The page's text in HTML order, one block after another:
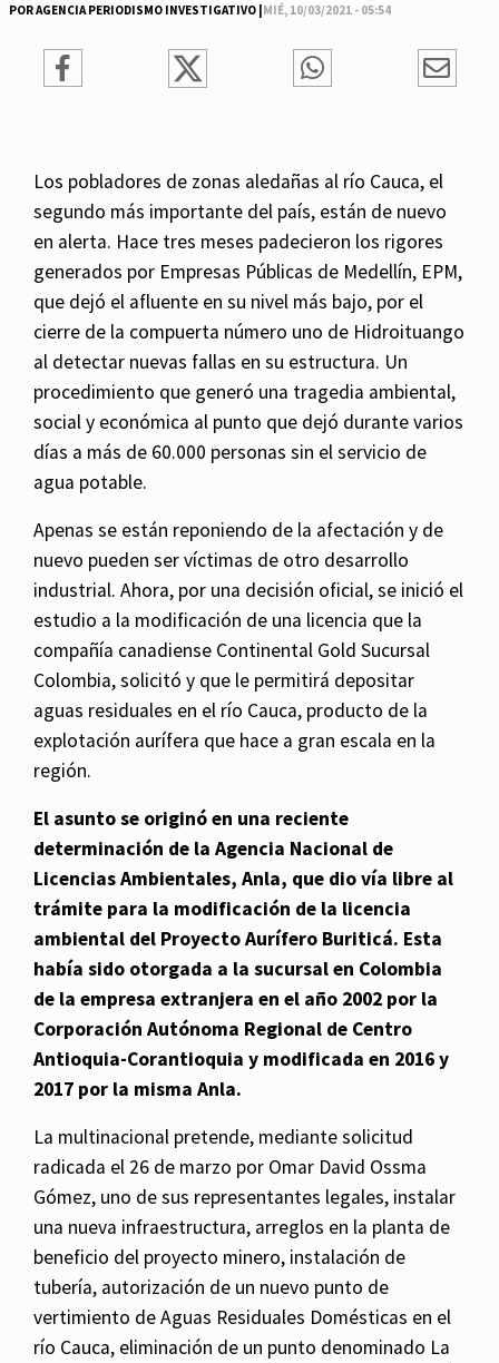
POR AGENCIA PERIODISMO INVESTIGATIVO | MIÉ, 10/03/2021 - 05:54
Los pobladores de zonas aledañas al río Cauca, el
segundo más importante del país, están de nuevo
en alerta. Hace tres meses padecieron los rigores
generados por Empresas Públicas de Medellín, EPM,
que dejó el afluente en su nivel más bajo, por el
cierre de la compuerta número uno de Hidroituango
al detectar nuevas fallas en su estructura. Un
procedimiento que generó una tragedia ambiental,
social y económica al punto que dejó durante varios
días a más de 60.000 personas sin el servicio de
agua potable.
Apenas se están reponiendo de la afectación y de
nuevo pueden ser víctimas de otro desarrollo
industrial. Ahora, por una decisión oficial, se inició el
estudio a la modificación de una licencia que la
compañía canadiense Continental Gold Sucursal
Colombia, solicitó y que le permitirá depositar
aguas residuales en el río Cauca, producto de la
explotación aurífera que hace a gran escala en la
región.
El asunto se originó en una reciente
determinación de la Agencia Nacional de
Licencias Ambientales, Anla, que dio vía libre al
trámite para la modificación de la licencia
ambiental del Proyecto Aurífero Buriticá. Esta
había sido otorgada a la sucursal en Colombia
de la empresa extranjera en el año 2002 por la
Corporación Autónoma Regional de Centro
Antioquia-Corantioquia y modificada en 2016 y
2017 por la misma Anla.
La multinacional pretende, mediante solicitud
radicada el 26 de marzo por Omar David Ossma
Gómez, uno de sus representantes legales, instalar
una nueva infraestructura, arreglos en la planta de
beneficio del proyecto minero, instalación de
tubería, autorización de un nuevo punto de
vertimiento de Aguas Residuales Domésticas en el
río Cauca, eliminación de un punto denominado La